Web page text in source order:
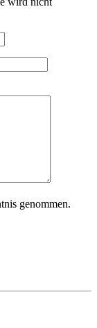
genommen.